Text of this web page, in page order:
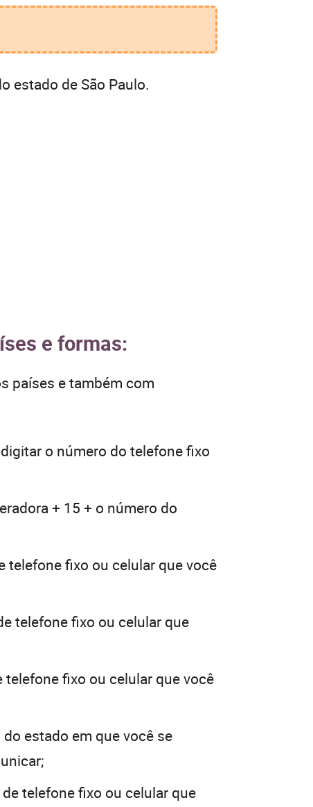
estado de São Paulo.
e formas:
países e também com
o número do telefone fixo
+ 15 + o número do
telefone fixo ou celular que você
telefone fixo ou celular que
fixo ou celular que você
estado em que você se
telefone fixo ou celular que